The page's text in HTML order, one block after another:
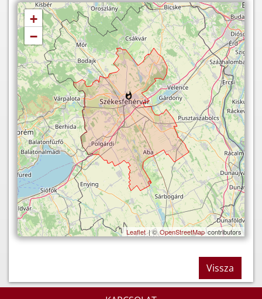
+
−
Leaflet| ©OpenStreetMapcontributors
Vissza